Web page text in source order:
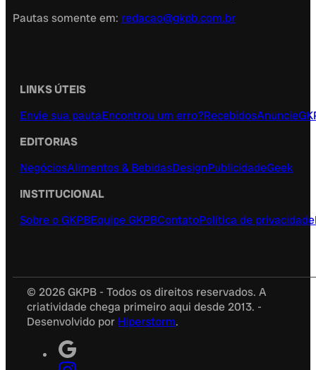
Pautas somente em: redacao@gkpb.com.br
LINKS ÚTEIS
Envie sua pautaEncontrou um erro?RecebidosAnuncie
EDITORIAS
NegóciosAlimentos & BebidasDesignPublicidadeGeek
INSTITUCIONAL
Sobre o GKPBEquipe GKPBContatoPolítica de privacidade
© 2026 GKPB - Todos os direitos reservados. A
criatividade chega primeiro aqui desde 2013. -
Desenvolvido por Hiperstorm.